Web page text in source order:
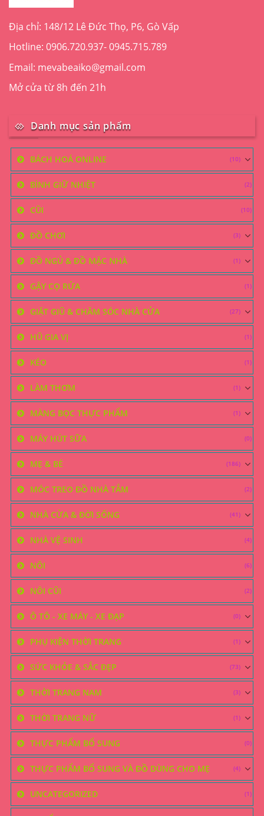
Địa chỉ: 148/12 Lê Đức Thọ, P6, Gò Vấp
Hotline: 0906.720.937- 0945.715.789
Email: mevabeaiko@gmail.com
Mở cửa từ 8h đến 21h
Danh mục sản phẩm
BÁCH HOÁ ONLINE (10)
BÌNH GIỮ NHIỆT (2)
CŨI (10)
ĐỒ CHƠI (3)
ĐỒ NGỦ & ĐỒ MẶC NHÀ (1)
GẬY CỌ RỬA (1)
GIẶT GIŨ & CHĂM SÓC NHÀ CỬA (27)
HŨ GIA VỊ (1)
KÉO (1)
LÀM THƠM (1)
MÀNG BỌC THỰC PHẨM (1)
MÁY HÚT SỮA (0)
MẸ & BÉ (186)
MÓC TREO ĐỒ NHÀ TẮM (2)
NHÀ CỬA & ĐỜI SỐNG (41)
NHÀ VỆ SINH (4)
NÔI (6)
NÔI CŨI (2)
Ô TÔ - XE MÁY - XE ĐẠP (0)
PHỤ KIỆN THỜI TRANG (1)
SỨC KHỎE & SẮC ĐẸP (73)
THỜI TRANG NAM (3)
THỜI TRANG NỮ (1)
THỰC PHẨM BỔ SUNG (0)
THỰC PHẨM BỔ SUNG VÀ ĐỒ DÙNG CHO MẸ (4)
UNCATEGORIZED (1)